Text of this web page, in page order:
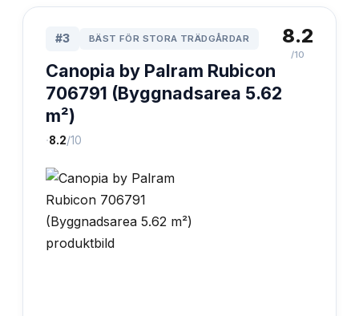
#3 BÄST FÖR STORA TRÄDGÅRDAR
Canopia by Palram Rubicon
706791 (Byggnadsarea 5.62
m²)
·8.2/10
8.2
/10